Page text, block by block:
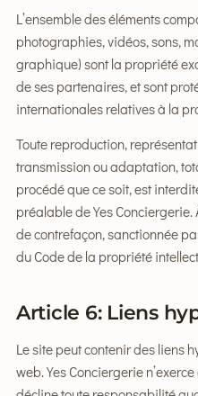
L’ensemble des éléments
photographies, vidéos, sons,
graphique) sont la propriété
de ses partenaires, et sont
internationales relatives à la
Toute reproduction,
transmission ou adaptation,
procédé que ce soit, est
préalable de Yes
de contrefaçon, sanctionnée
du Code de la propriété
Article 6: Liens
Le site peut contenir des liens
web. Yes Conciergerie